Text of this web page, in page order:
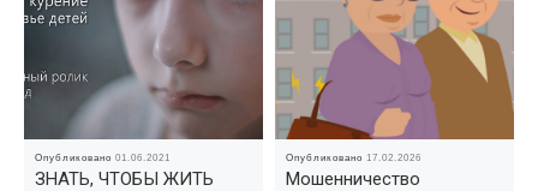
Опубликовано01.06.2021
ЗНАТЬ, ЧТОБЫ ЖИТЬ
Опубликовано 17.02.2026
Мошенничество